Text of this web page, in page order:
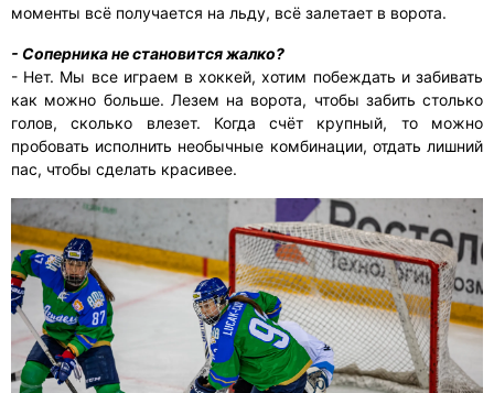
моменты всё получается на льду, всё залетает в ворота.
- Соперника не становится жалко?
- Нет. Мы все играем в хоккей, хотим побеждать и забивать
как можно больше. Лезем на ворота, чтобы забить столько
голов, сколько влезет. Когда счёт крупный, то можно
пробовать исполнить необычные комбинации, отдать лишний
пас, чтобы сделать красивее.